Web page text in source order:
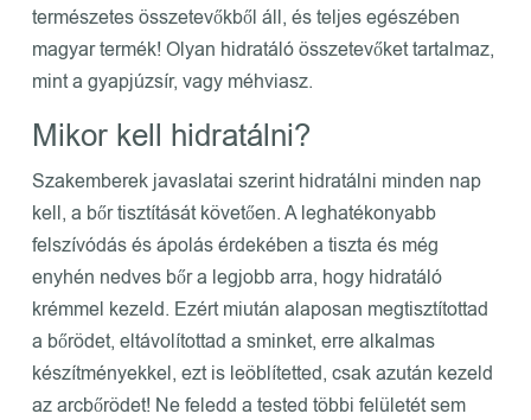
természetes összetevőkből áll, és teljes egészében
magyar termék! Olyan hidratáló összetevőket tartalmaz,
mint a gyapjúzsír, vagy méhviasz.
Mikor kell hidratálni?
Szakemberek javaslatai szerint hidratálni minden nap
kell, a bőr tisztítását követően. A leghatékonyabb
felszívódás és ápolás érdekében a tiszta és még
enyhén nedves bőr a legjobb arra, hogy hidratáló
krémmel kezeld. Ezért miután alaposan megtisztítottad
a bőrödet, eltávolítottad a sminket, erre alkalmas
készítményekkel, ezt is leöblítetted, csak azután kezeld
az arcbőrödet! Ne feledd a tested többi felületét sem